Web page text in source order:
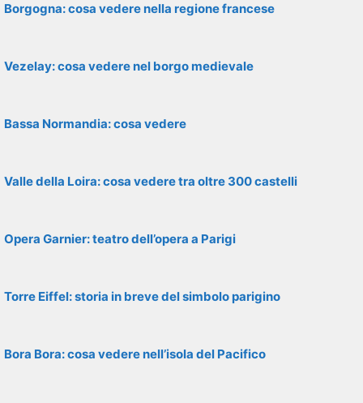
Borgogna: cosa vedere nella regione francese
Vezelay: cosa vedere nel borgo medievale
Bassa Normandia: cosa vedere
Valle della Loira: cosa vedere tra oltre 300 castelli
Opera Garnier: teatro dell’opera a Parigi
Torre Eiffel: storia in breve del simbolo parigino
Bora Bora: cosa vedere nell’isola del Pacifico